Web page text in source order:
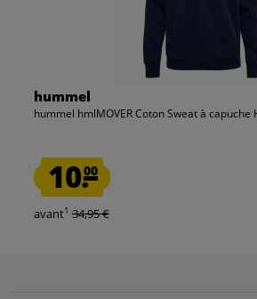
hummel
hummel hmlMOVER Coton Sweat à capuche
10.00
avant1 34,95 €